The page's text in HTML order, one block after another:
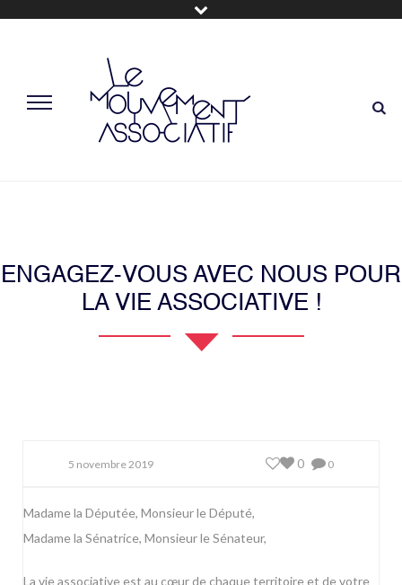
ENGAGEZ-VOUS AVEC NOUS POUR
LA VIE ASSOCIATIVE !
5 novembre 2019 0
0
Madame la Députée, Monsieur le Député,
Madame la Sénatrice, Monsieur le Sénateur,
La vie associative est au cœur de chaque territoire et de votre